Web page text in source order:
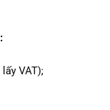
VAT);